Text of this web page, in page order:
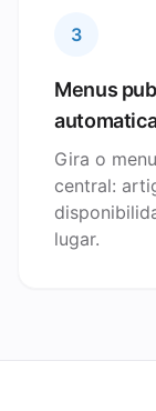
3
Menus
Gira o
central:
lugar.